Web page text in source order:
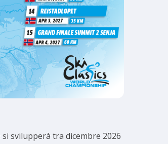
svilupperà tra dicembre 2026